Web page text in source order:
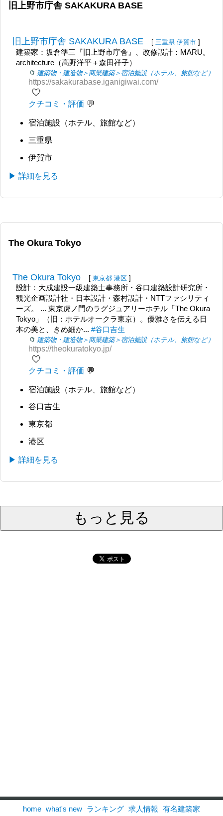
旧上野市庁舎 SAKAKURA BASE
旧上野市庁舎 SAKAKURA BASE [ 三重県 伊賀市 ]
建築家：坂倉準三『旧上野市庁舎』、改修設計：MARU。
architecture（高野洋平＋森田祥子）
建築物・建造物＞商業建築＞宿泊施設（ホテル、旅館など）
https://sakakurabase.iganigiwai.com/
🤍
クチコミ・評価
宿泊施設（ホテル、旅館など）
三重県
伊賀市
▶ 詳細を見る
The Okura Tokyo
The Okura Tokyo [ 東京都 港区 ]
設計：大成建設一級建築士事務所・谷口建築設計研究所・
観光企画設計社・日本設計・森村設計・NTTファシリティ
ーズ。 ... 東京虎ノ門のラグジュアリーホテル「The Okura
Tokyo」（旧：ホテルオークラ東京）。優雅さを伝える日
本の美と、きめ細か...#谷口吉生
建築物・建造物＞商業建築＞宿泊施設（ホテル、旅館など）
https://theokuratokyo.jp/
🤍
クチコミ・評価
宿泊施設（ホテル、旅館など）
谷口吉生
東京都
港区
▶ 詳細を見る
もっと見る
home what's new ランキング 求人情報 有名建築家